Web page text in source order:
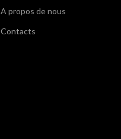
A propos de nous
Contacts